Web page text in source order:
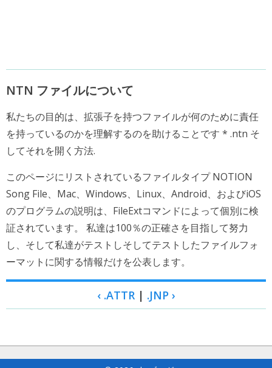
NTN ファイルについて
私たちの目的は、拡張子を持つファイルが何のために責任
を持っているのかを理解するのを助けることです * .ntn そ
してそれを開く方法.
このページにリストされているファイルタイプ NOTION
Song File、Mac、Windows、Linux、Android、およびiOS
のプログラムの説明は、FileExtコマンドによって個別に検
証されています。 私達は100％の正確さを目指して努力
し、そして私達がテストしそしてテストしたファイルフォ
ーマットに関する情報だけを公表します。
‹ .ATTR| .JNP ›